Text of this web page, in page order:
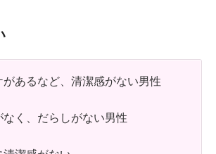
があるなど、清潔感がない男性
なく、だらしがない男性